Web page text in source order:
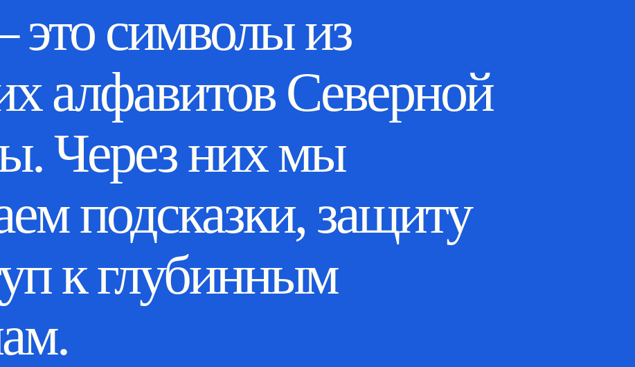
это символы из
алфавитов Северной
Через них мы
подсказки, защиту
к глубинным